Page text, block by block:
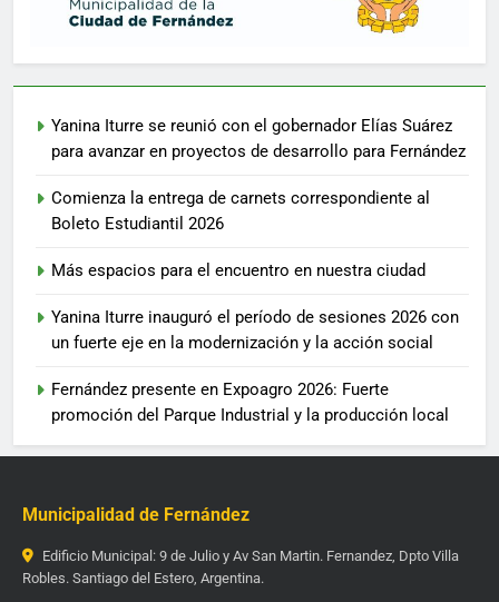
Yanina Iturre se reunió con el gobernador Elías Suárez
para avanzar en proyectos de desarrollo para Fernández
Comienza la entrega de carnets correspondiente al
Boleto Estudiantil 2026
Más espacios para el encuentro en nuestra ciudad
Yanina Iturre inauguró el período de sesiones 2026 con
un fuerte eje en la modernización y la acción social
Fernández presente en Expoagro 2026: Fuerte
promoción del Parque Industrial y la producción local
Municipalidad de Fernández
Edificio Municipal: 9 de Julio y Av San Martin. Fernandez, Dpto Villa
Robles. Santiago del Estero, Argentina.